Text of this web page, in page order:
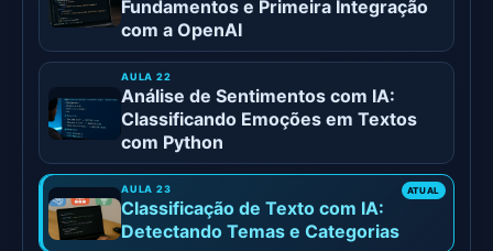
Fundamentos e Primeira Integração
com a OpenAI
Análise de Sentimentos com IA:
Classificando Emoções em Textos
com Python
Classificação de Texto com IA:
Detectando Temas e Categorias